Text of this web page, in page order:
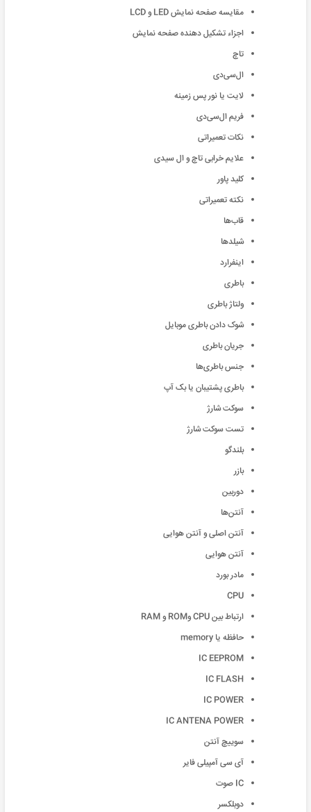
مقایسه صفحه نمایش LED و LCD
اجزاء تشکیل دهنده صفحه نمایش
تاچ
ال‌سی‌دی
لایت یا نور پس زمینه
فریم ال‌سی‌دی
نکات تعمیراتی
علایم خرابی تاچ و ال سیدی
کلید پاور
نکته تعمیراتی
قاب‌ها
شیلد‌ها
اینفرارد
باطری
ولتاژ باطری
شوک دادن باطری موبایل
جریان باطری
جنس باطری‌ها
باطری پشتیبان یا بک آپ
سوکت شارژ
تست سوکت شارژ
بلندگو
بازر
دوربین
آنتن‌ها
آنتن اصلی و آنتن‌ هوایی
آنتن هوایی
مادر بورد
CPU
ارتباط بین CPU وROM و RAM
حافظه یا memory
IC EEPROM
IC FLASH
IC POWER
IC ANTENA POWER
سوییچ آنتن‌
آی سی آمپیلی فایر
IC صوت
دوبلکسر